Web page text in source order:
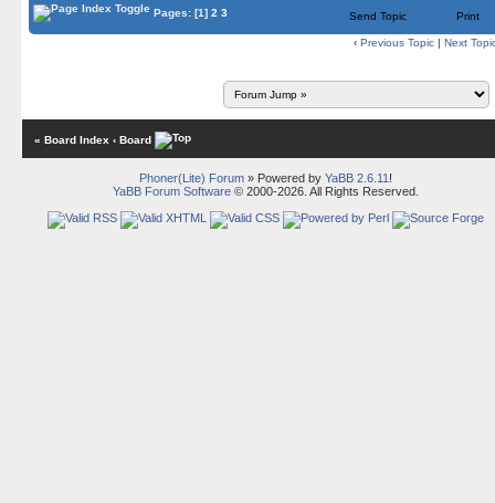
Pages: [1] 2 3 Send Topic Print
‹ Previous Topic | Next
« Board Index ‹ Board
Phoner(Lite) Forum» Powered by YaBB 2.6.11 !
YaBB Forum Software© 2000-2026. All Rights Reserved.